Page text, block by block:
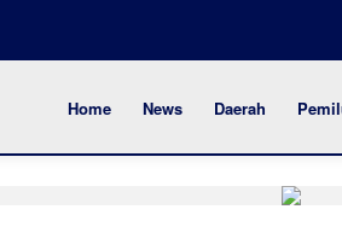
Home News Daerah